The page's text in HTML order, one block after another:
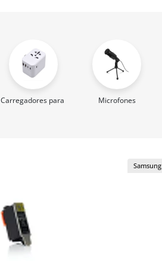
Carregadores para TelemóvelMicrofones
Samsung